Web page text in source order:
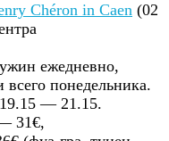
Chéron in Caen (02
ежедневно,
всего понедельника.
— 21.15.
31€,